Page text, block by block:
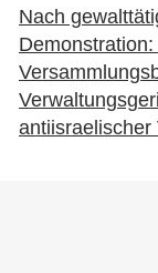
Nach
antiisraelischer